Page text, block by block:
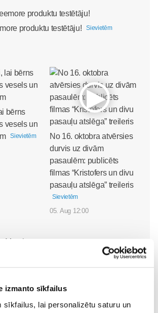
izmanto sīkfailus
sīkfailus, lai personalizētu saturu un
produktu testētāju! Sievietēm
bērns
vesels un
Sievietēm
No 16. oktobra atvērsies
durvis uz divām
pasaulēm: publicēts
filmas “Kristofers un divu
pasauļu atslēga” treileris
Sievietēm
05. Aug 12:00
9.